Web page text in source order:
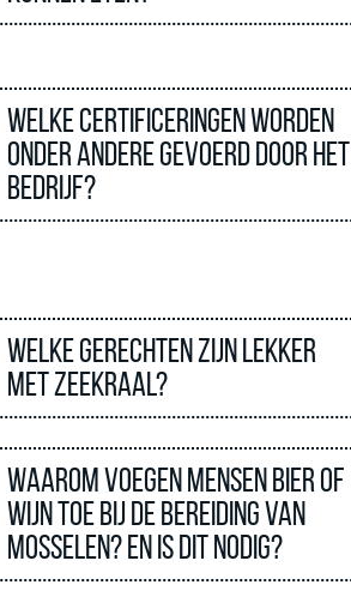
Welke certificeringen worden
onder andere gevoerd door het
bedrijf?
Welke gerechten zijn lekker
met Zeekraal?
Waarom voegen mensen bier of
wijn toe bij de bereiding van
mosselen? en is dit nodig?